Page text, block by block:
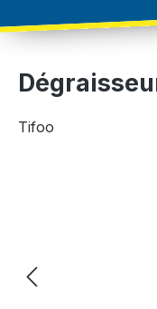
Tifoo
Ignorer la galerie